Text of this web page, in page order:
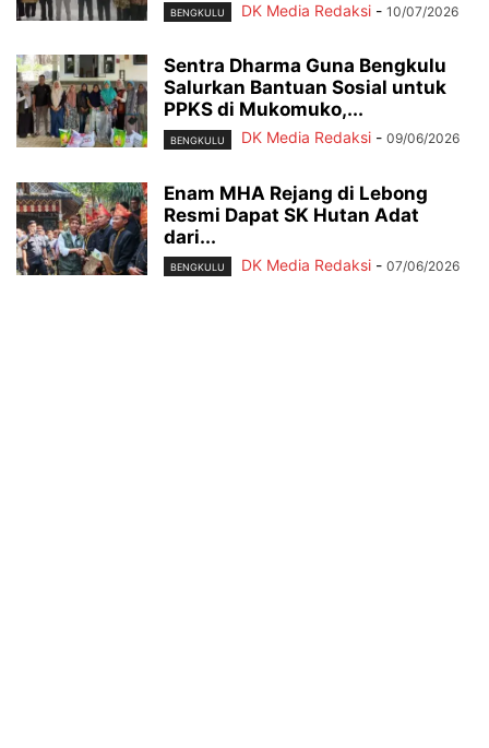
BENGKULU DK Media Redaksi - 10/07/2026
Sentra Dharma Guna Bengkulu
Salurkan Bantuan Sosial untuk
PPKS di Mukomuko,...
BENGKULU DK Media Redaksi - 09/06/2026
Enam MHA Rejang di Lebong
Resmi Dapat SK Hutan Adat
dari...
BENGKULU DK Media Redaksi - 07/06/2026